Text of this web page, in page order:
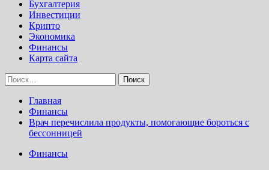
Бухгалтерия
Инвестиции
Крипто
Экономика
Финансы
Карта сайта
Найти:
Главная
Финансы
Врач перечислила продукты, помогающие бороться с
бессонницей
Финансы